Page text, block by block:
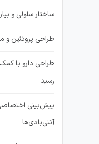
ساختار سلولی و
طراحی پروتئین و
طراحی دارو با
رسید
آنتی‌بادی‌ها